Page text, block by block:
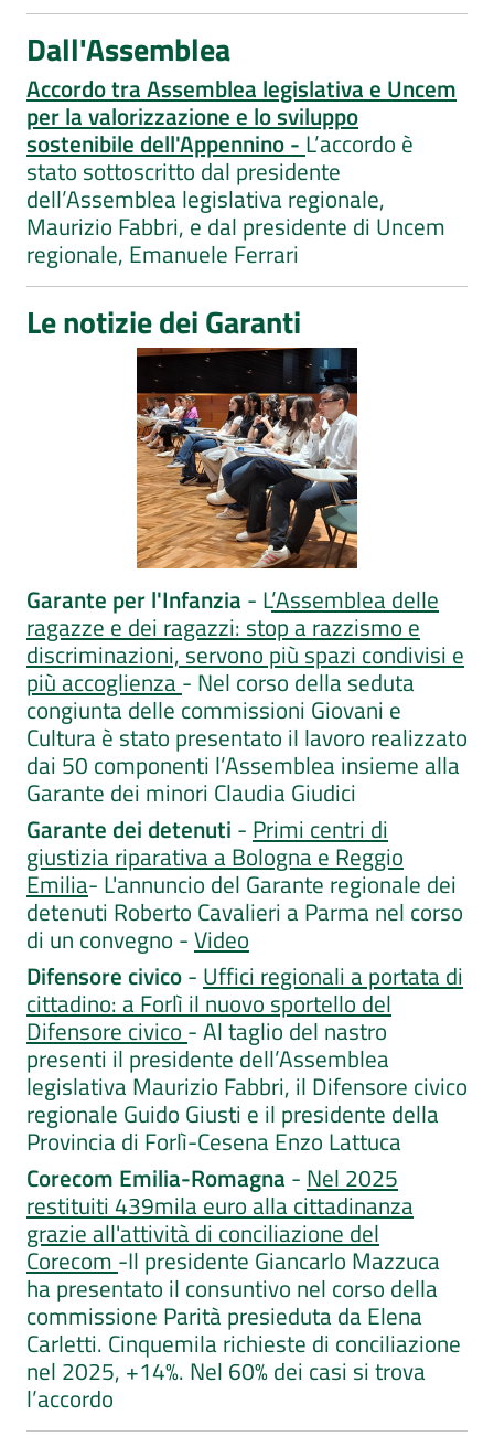
Dall'Assemblea
Accordo tra Assemblea legislativa e Uncem
per la valorizzazione e lo sviluppo
sostenibile dell'Appennino - L’accordo è
stato sottoscritto dal presidente
dell’Assemblea legislativa regionale,
Maurizio Fabbri, e dal presidente di Uncem
regionale, Emanuele Ferrari
Le notizie dei Garanti
Garante per l'Infanzia - L’Assemblea delle
ragazze e dei ragazzi: stop a razzismo e
discriminazioni, servono più spazi condivisi e
più accoglienza- Nel corso della seduta
congiunta delle commissioni Giovani e
Cultura è stato presentato il lavoro realizzato
dai 50 componenti l’Assemblea insieme alla
Garante dei minori Claudia Giudici
Garante dei detenuti - Primi centri di
giustizia riparativa a Bologna e Reggio
Emilia- L'annuncio del Garante regionale dei
detenuti Roberto Cavalieri a Parma nel corso
di un convegno -Video
Difensore civico- Uffici regionali a portata di
cittadino: a Forlì il nuovo sportello del
Difensore civico - Al taglio del nastro
presenti il presidente dell’Assemblea
legislativa Maurizio Fabbri, il Difensore civico
regionale Guido Giusti e il presidente della
Provincia di Forlì-Cesena Enzo Lattuca
Corecom Emilia-Romagna - Nel 2025
restituiti 439mila euro alla cittadinanza
grazie all'attività di conciliazione del
Corecom -Il presidente Giancarlo Mazzuca
ha presentato il consuntivo nel corso della
commissione Parità presieduta da Elena
Carletti. Cinquemila richieste di conciliazione
nel 2025, +14%. Nel 60% dei casi si trova
l’accordo